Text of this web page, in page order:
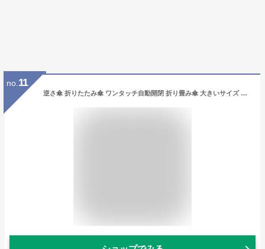
no. 11
逆さ傘 折りたたみ傘 ワンタッチ自動開閉 折り畳み傘 大きいサイズ 傘 メンズ 軽量 頑丈 強風に強い 晴雨兼用 日傘 uvカット率 超撥水 濡れない傘 飛び出し防止 安全な折畳傘 70cm超えた 101cm 収納やすい 収納袋 カバー付き 車用 雨傘 Rainsmile umbrella japan brand (ウオームグレー)